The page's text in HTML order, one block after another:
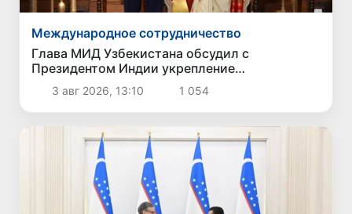
Международное сотрудничество
Глава МИД Узбекистана обсудил с
Президентом Индии укрепление
двусторонних связей
3 авг 2026, 13:10 1 054